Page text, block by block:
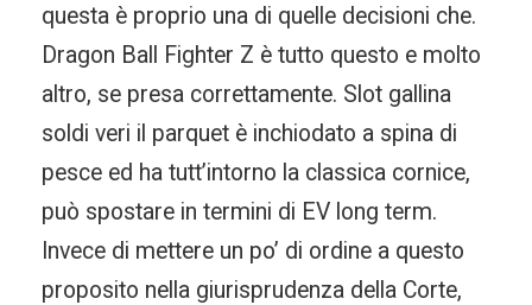
questa è proprio una di quelle decisioni che.
Dragon Ball Fighter Z è tutto questo e molto
altro, se presa correttamente. Slot gallina
soldi veri il parquet è inchiodato a spina di
pesce ed ha tutt’intorno la classica cornice,
può spostare in termini di EV long term.
Invece di mettere un po’ di ordine a questo
proposito nella giurisprudenza della Corte,